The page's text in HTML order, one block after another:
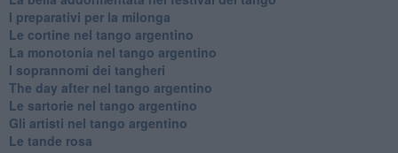
I preparativi per la milonga
Le cortine nel tango argentino
La monotonia nel tango argentino
I soprannomi dei tangheri
The day after nel tango argentino
Le sartorie nel tango argentino
Gli artisti nel tango argentino
Le tande rosa